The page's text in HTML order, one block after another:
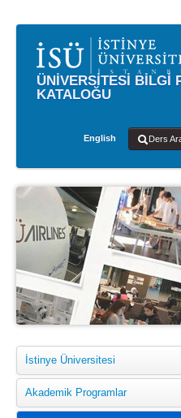
ÜNİVERSİTESİ BİLGİ
KATALOĞU
English Ders
İstinye Üniversitesi
Akademik Programlar